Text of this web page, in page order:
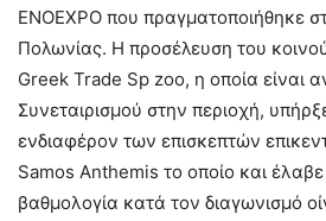
ENOEXPO που πραγματοποιήθηκε
Πολωνίας. Η προσέλευση του
Greek Trade Sp zoo, η οποία είναι
Συνεταιρισμού στην περιοχή,
ενδιαφέρον των επισκεπτών
Samos Anthemis το οποίο και
βαθμολογία κατά τον διαγωνισμό